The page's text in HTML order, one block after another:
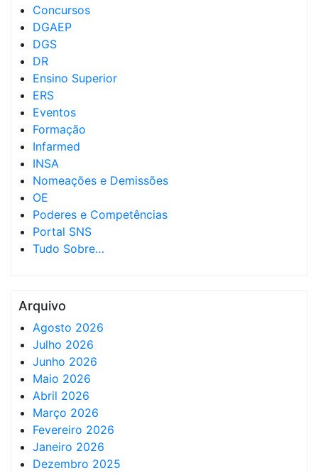
Concursos
DGAEP
DGS
DR
Ensino Superior
ERS
Eventos
Formação
Infarmed
INSA
Nomeações e Demissões
OE
Poderes e Competências
Portal SNS
Tudo Sobre…
Arquivo
Agosto 2026
Julho 2026
Junho 2026
Maio 2026
Abril 2026
Março 2026
Fevereiro 2026
Janeiro 2026
Dezembro 2025